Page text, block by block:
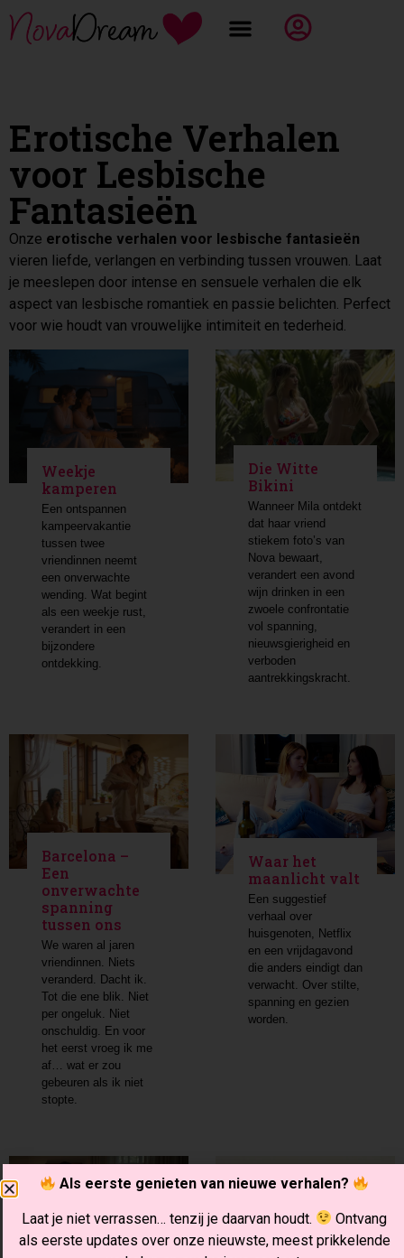
Erotische Verhalen
voor Lesbische
Fantasieën
Onze erotische verhalen voor lesbische fantasieën
vieren liefde, verlangen en verbinding tussen vrouwen. Laat
je meeslepen door intense en sensuele verhalen die elk
aspect van lesbische romantiek en passie belichten. Perfect
voor wie houdt van vrouwelijke intimiteit en tederheid.
Weekje
kamperen
Een ontspannen
kampeervakantie
tussen twee
vriendinnen neemt
een onverwachte
wending. Wat begint
als een weekje rust,
verandert in een
bijzondere
ontdekking.
Die Witte
Bikini
Wanneer Mila ontdekt
dat haar vriend
stiekem foto’s van
Nova bewaart,
verandert een avond
wijn drinken in een
zwoele confrontatie
vol spanning,
nieuwsgierigheid en
verboden
aantrekkingskracht.
Barcelona –
Een
onverwachte
spanning
tussen ons
We waren al jaren
vriendinnen. Niets
veranderd. Dacht ik.
Tot die ene blik. Niet
per ongeluk. Niet
onschuldig. En voor
het eerst vroeg ik me
af… wat er zou
gebeuren als ik niet
stopte.
Waar het
maanlicht valt
Een suggestief
verhaal over
huisgenoten, Netflix
en een vrijdagavond
die anders eindigt dan
verwacht. Over stilte,
spanning en gezien
worden.
Als eerste genieten van nieuwe verhalen?
Laat je niet verrassen… tenzij je daarvan houdt.
Ontvang
als eerste updates over onze nieuwste, meest prikkelende